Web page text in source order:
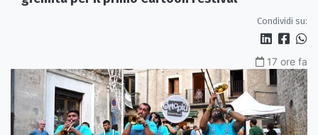
Condividi su:
17 ore fa